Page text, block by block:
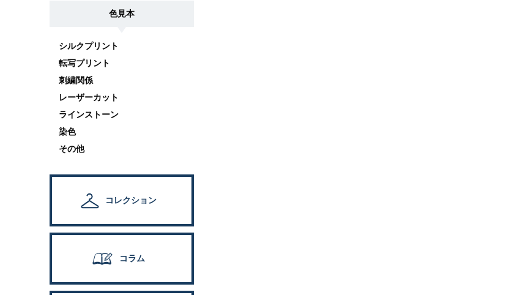
色見本
シルクプリント
転写プリント
刺繍関係
レーザーカット
ラインストーン
染色
その他
コレクション
コラム